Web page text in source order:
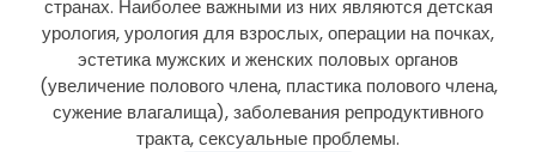
странах. Наиболее важными из них являются детская
урология, урология для взрослых, операции на почках,
эстетика мужских и женских половых органов
(увеличение полового члена, пластика полового члена,
сужение влагалища), заболевания репродуктивного
тракта, сексуальные проблемы.